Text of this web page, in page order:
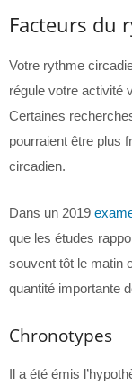
Facteurs du
Votre rythme
régule votre activité
Certaines
pourraient être plus
circadien.
Dans un 2019
que les études
souvent tôt le matin
quantité importante
Chronotypes
Il a été émis